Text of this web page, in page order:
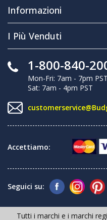
Informazioni
I Più Venduti
1-800-840-
Mon-Fri: 7am - 7pm PST
Sat: 7am - 4pm PST
Accettiamo:
Seguici su:
Tutti i marchi e i marchi